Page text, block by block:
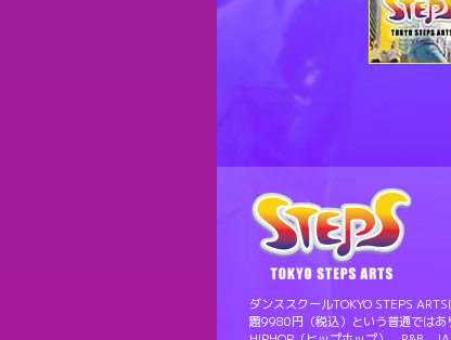
ダンススクールTOKYO STEPS
題9980円（税込）という普通では